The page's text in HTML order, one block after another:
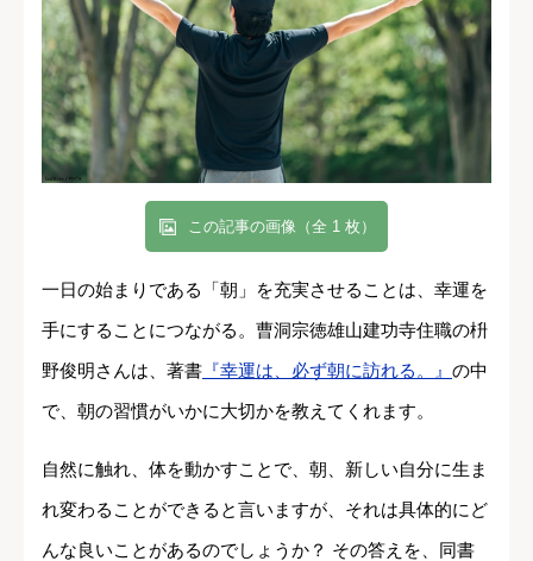
この記事の画像（全 1 枚）
一日の始まりである「朝」を充実させることは、幸運を
手にすることにつながる。曹洞宗徳雄山建功寺住職の枡
野俊明さんは、著書 『幸運は、必ず朝に訪れる。』 の中
で、朝の習慣がいかに大切かを教えてくれます。
自然に触れ、体を動かすことで、朝、新しい自分に生ま
れ変わることができると言いますが、それは具体的にど
んな良いことがあるのでしょうか？ その答えを、同書